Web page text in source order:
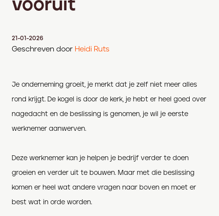
vooruit
21-01-2026
Geschreven door Heidi Ruts
Je onderneming groeit, je merkt dat je zelf niet meer alles
rond krijgt. De kogel is door de kerk, je hebt er heel goed over
nagedacht en de beslissing is genomen, je wil je eerste
werknemer aanwerven.
Deze werknemer kan je helpen je bedrijf verder te doen
groeien en verder uit te bouwen. Maar met die beslissing
komen er heel wat andere vragen naar boven en moet er
best wat in orde worden.